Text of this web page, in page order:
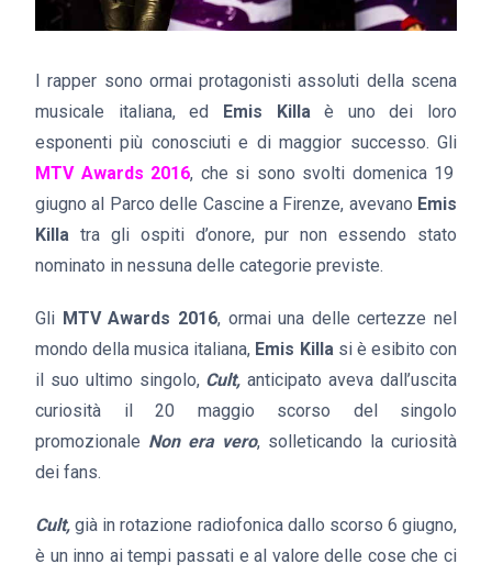
I rapper sono ormai protagonisti assoluti della scena
musicale italiana, ed Emis Killaè uno dei loro
esponenti più conosciuti e di maggior successo. Gli
MTV Awards 2016, che si sono svolti domenica 19
giugno al Parco delle Cascine a Firenze, avevano Emis
Killa tra gli ospiti d’onore, pur non essendo stato
nominato in nessuna delle categorie previste.
Gli MTV Awards 2016, ormai una delle certezze nel
mondo della musica italiana, Emis Killasi è esibito con
il suo ultimo singolo, Cult, anticipato aveva dall’uscita
curiosità il 20 maggio scorso del singolo
promozionale Non era vero, solleticando la curiosità
dei fans.
Cult, già in rotazione radiofonica dallo scorso 6 giugno,
è un inno ai tempi passati e al valore delle cose che ci